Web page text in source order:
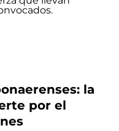
la
por el